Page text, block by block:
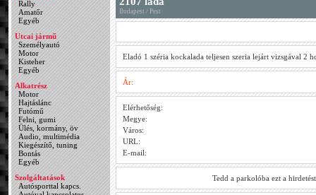
Rally
Amatőr
Egyéb
Utcai jármű
Személyautó
Motor
Kisteher
Egyéb
Alkatrész
Motor
Hajtáslánc
Futómű
Felni, gumi
Ülés, kormány, öv
Audio, multimédia
Kiegészítő, tuning
Bontás
Egyéb
Szolgáltatások
Autósporttal kapcs.
Budapest / Pest
Eladó 1 széria kockalada teljesen szeria lejárt vizsgával 2
Ár:
Elérhetőség:
Megye:
Város:
URL:
E-mail:
Tedd a parkolóba ezt a